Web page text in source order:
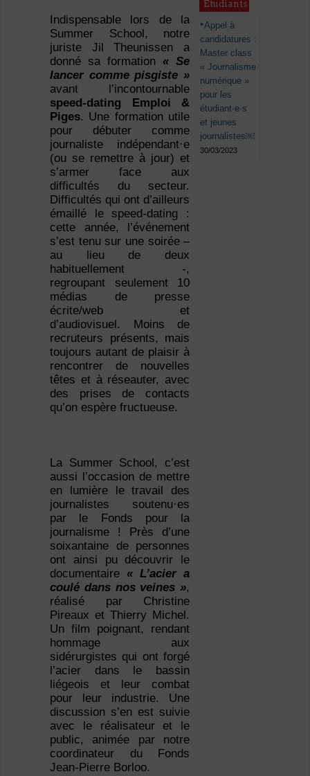
Indispensable lors de la
Summer School, notre
juriste Jil Theunissen a
donné sa formation« Se
lancer comme pisgiste »
avant l’incontournable
speed-dating Emploi &
Piges. Une formation utile
pour débuter comme
journaliste indépendant·e
(ou se remettre à jour) et
s’armer face aux
difficultés du secteur.
Difficultés qui ont d’ailleurs
émaillé le speed-dating :
cette année, l’événement
s’est tenu sur une soirée –
au lieu de deux
habituellement -,
regroupant seulement 10
médias de presse
écrite/web et
d’audiovisuel. Moins de
recruteurs présents, mais
toujours autant de plaisir à
rencontrer de nouvelles
têtes et à réseauter, avec
des prises de contacts
qu’on espère fructueuse.
La Summer School, c’est
aussi l’occasion de mettre
en lumière le travail des
journalistes soutenu·es
par le Fonds pour la
journalisme ! Près d’une
soixantaine de personnes
ont ainsi pu découvrir le
documentaire « L’acier a
coulé dans nos veines »,
réalisé par Christine
Pireaux et Thierry Michel.
Un film poignant, rendant
hommage aux
sidérurgistes qui ont forgé
l’acier dans le bassin
liégeois et leur combat
pour leur industrie. Une
discussion s’en est suivie
avec le réalisateur et le
public, animée par notre
coordinateur du Fonds
Jean-Pierre Borloo.
Étudiants
Appel à
candidatures :
Master class
« Journalisme
numérique »
pour les
étudiant·e·s
et jeunes
journalistes￼
30/03/2023